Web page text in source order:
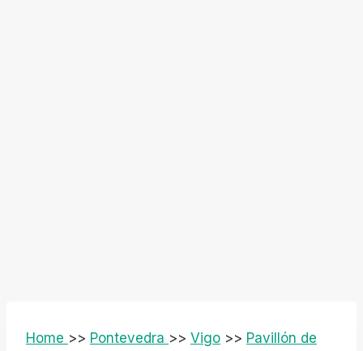
Home >> Pontevedra >> Vigo >> Pavillón de